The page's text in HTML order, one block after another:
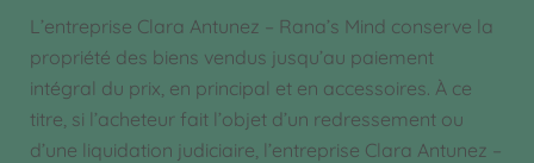
L’entreprise Clara Antunez – Rana’s Mind conserve la
propriété des biens vendus jusqu’au paiement
intégral du prix, en principal et en accessoires. À ce
titre, si l’acheteur fait l’objet d’un redressement ou
d’une liquidation judiciaire, l’entreprise Clara Antunez –